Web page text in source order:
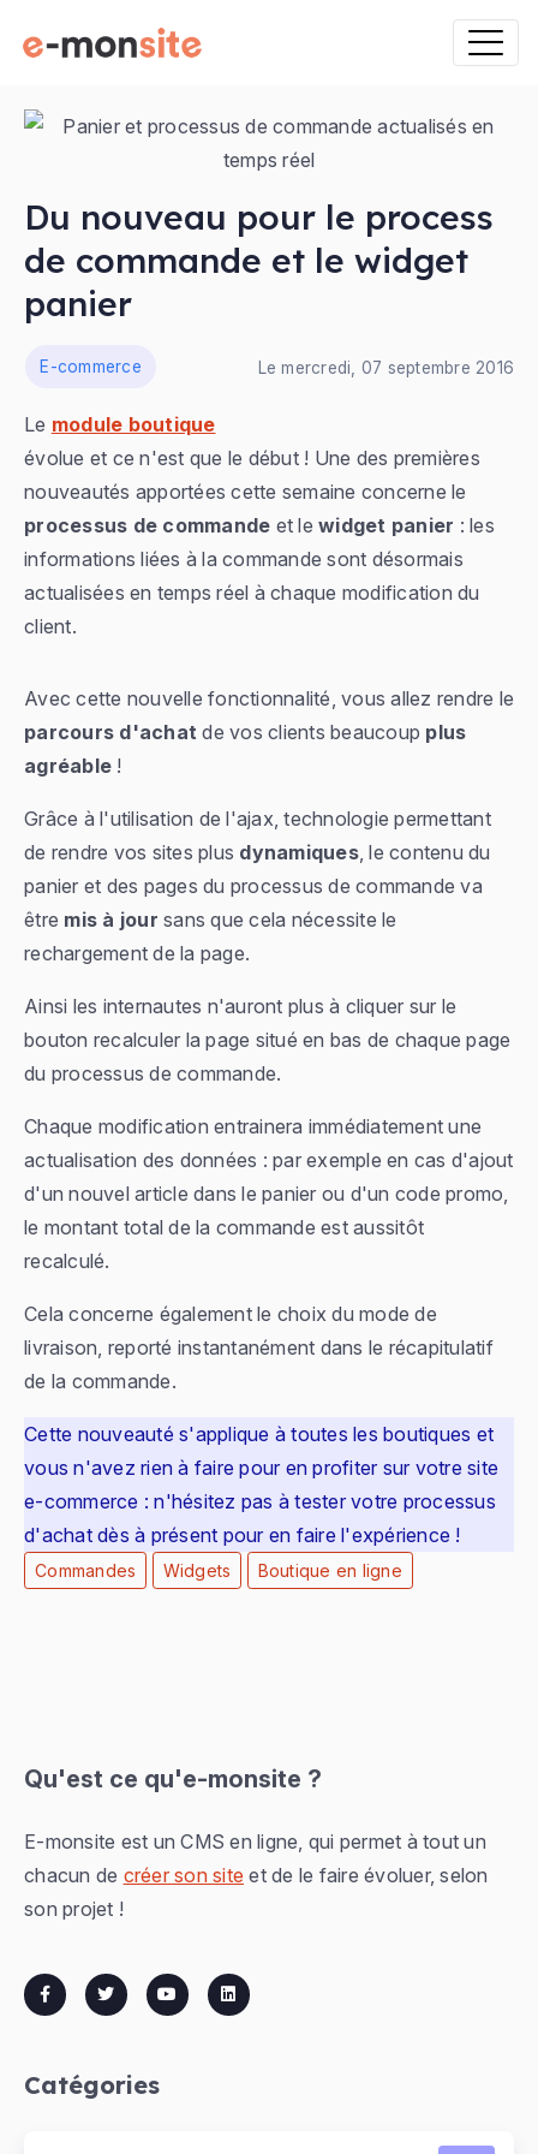
Du nouveau pour le process
de commande et le widget
panier
Le mercredi, 07 septembre 2016
E-commerce
Le module boutique
évolue et ce n'est que le début ! Une des premières
nouveautés apportées cette semaine concerne le
processus de commande et le widget panier : les
informations liées à la commande sont désormais
actualisées en temps réel à chaque modification du
client.
Avec cette nouvelle fonctionnalité, vous allez rendre le
parcours d'achat de vos clients beaucoup plus
agréable !
Grâce à l'utilisation de l'ajax, technologie permettant
de rendre vos sites plus dynamiques, le contenu du
panier et des pages du processus de commande va
être mis à jour sans que cela nécessite le
rechargement de la page.
Ainsi les internautes n'auront plus à cliquer sur le
bouton recalculer la page situé en bas de chaque page
du processus de commande.
Chaque modification entrainera immédiatement une
actualisation des données : par exemple en cas d'ajout
d'un nouvel article dans le panier ou d'un code promo,
le montant total de la commande est aussitôt
recalculé.
Cela concerne également le choix du mode de
livraison, reporté instantanément dans le récapitulatif
de la commande.
Cette nouveauté s'applique à toutes les boutiques et
vous n'avez rien à faire pour en profiter sur votre site
e-commerce : n'hésitez pas à tester votre processus
d'achat dès à présent pour en faire l'expérience !
Commandes Widgets Boutique en ligne
Qu'est ce qu'e-monsite ?
E-monsite est un CMS en ligne, qui permet à tout un
chacun de créer son site et de le faire évoluer, selon
son projet !
Catégories